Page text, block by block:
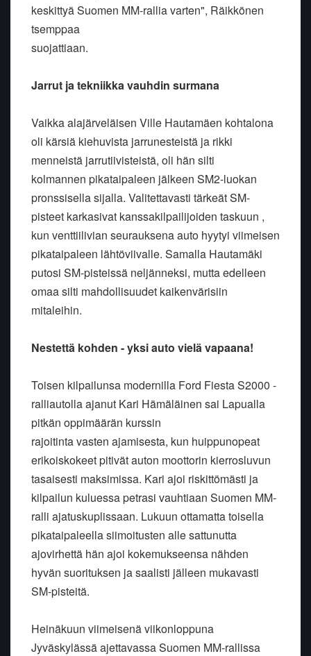
keskittyä Suomen MM-rallia varten", Räikkönen
tsemppaa
suojattiaan.
Jarrut ja tekniikka vauhdin surmana
Vaikka alajärveläisen Ville Hautamäen kohtalona
oli kärsiä kiehuvista jarrunesteistä ja rikki
menneistä jarrutiivisteistä, oli hän silti
kolmannen pikataipaleen jälkeen SM2-luokan
pronssisella sijalla. Valitettavasti tärkeät SM-
pisteet karkasivat kanssakilpailijoiden taskuun ,
kun venttiilivian seurauksena auto hyytyi viimeisen
pikataipaleen lähtöviivalle. Samalla Hautamäki
putosi SM-pisteissä neljänneksi, mutta edelleen
omaa silti mahdollisuudet kaikenvärisiin
mitaleihin.
Nestettä kohden - yksi auto vielä vapaana!
Toisen kilpailunsa modernilla Ford Fiesta S2000 -
ralliautolla ajanut Kari Hämäläinen sai Lapualla
pitkän oppimäärän kurssin
rajoitinta vasten ajamisesta, kun huippunopeat
erikoiskokeet pitivät auton moottorin kierrosluvun
tasaisesti maksimissa. Kari ajoi riskittömästi ja
kilpailun kuluessa petrasi vauhtiaan Suomen MM-
ralli ajatuskuplissaan. Lukuun ottamatta toisella
pikataipaleella siimoitusten alle sattunutta
ajovirhettä hän ajoi kokemukseensa nähden
hyvän suorituksen ja saalisti jälleen mukavasti
SM-pisteitä.
Heinäkuun viimeisenä viikonloppuna
Jyväskylässä ajettavassa Suomen MM-rallissa